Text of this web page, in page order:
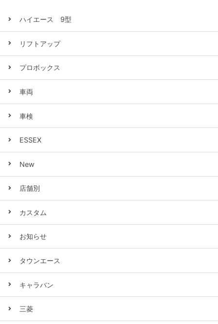
ハイエース 9型
リフトアップ
プロボックス
車両
車検
ESSEX
New
店舗別
カスタム
お知らせ
タウンエース
キャラバン
三菱